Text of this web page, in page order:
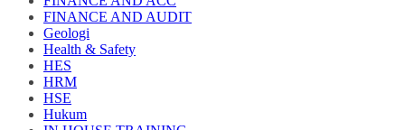
FINANCE AND AUDIT
Geologi
Health & Safety
HES
HRM
HSE
Hukum